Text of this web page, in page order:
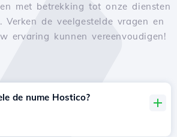
met betrekking tot onze diensten
Verken de veelgestelde vragen en
ervaring kunnen vereenvoudigen!
de nume Hostico?